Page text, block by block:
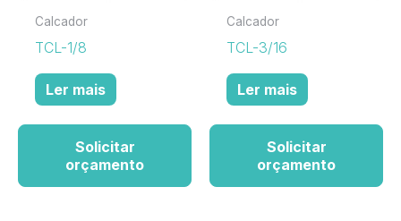
Calcador
TCL-1/8
Ler mais
Solicitar
orçamento
Calcador
TCL-3/16
Ler mais
Solicitar
orçamento